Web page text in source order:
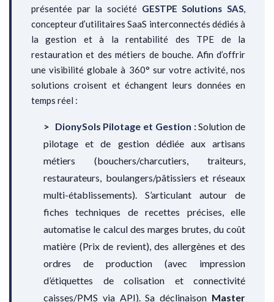
présentée par la société GESTPE Solutions SAS,
concepteur d’utilitaires SaaS interconnectés dédiés à
la gestion et à la rentabilité des TPE de la
restauration et des métiers de bouche. Afin d’offrir
une visibilité globale à 360° sur votre activité, nos
solutions croisent et échangent leurs données en
temps réel :
DionySols Pilotage et Gestion :Solution de
pilotage et de gestion dédiée aux artisans
métiers (bouchers/charcutiers, traiteurs,
restaurateurs, boulangers/pâtissiers et réseaux
multi-établissements). S’articulant autour de
fiches techniques de recettes précises, elle
automatise le calcul des marges brutes, du coût
matière (Prix de revient), des allergènes et des
ordres de production (avec impression
d’étiquettes de colisation et connectivité
caisses/PMS via API). Sa déclinaison Master